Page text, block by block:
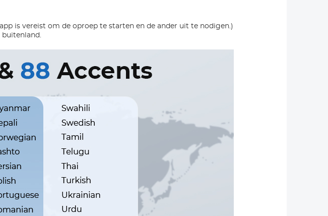
is vereist om de oproep te starten en de ander uit te nodigen.)